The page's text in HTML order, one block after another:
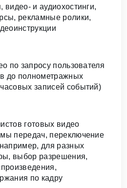
и аудиохостинги,
рекламные ролики,
по запросу пользователя
до полнометражных
записей событий)
готовых видео
передач, переключение
для разных
выбор разрешения,
по кадру